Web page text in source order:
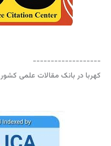
-------------------
کهربا در بانک مقالات علمی کشور